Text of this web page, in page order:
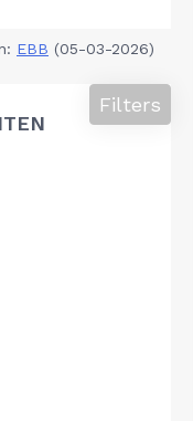
EBB (05-03-2026)
Filters